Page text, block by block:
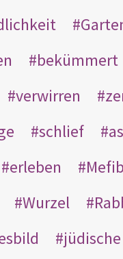
bekümmert
verwirren
schlief
erleben
Wurzel